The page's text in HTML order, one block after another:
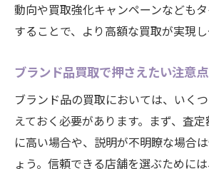
動向や買取強化キャンペーンなども
することで、より高額な買取が実現し
ブランド品買取で押さえたい注意点
ブランド品の買取においては、いく
えておく必要があります。まず、査
に高い場合や、説明が不明瞭な場合
ょう。信頼できる店舗を選ぶために